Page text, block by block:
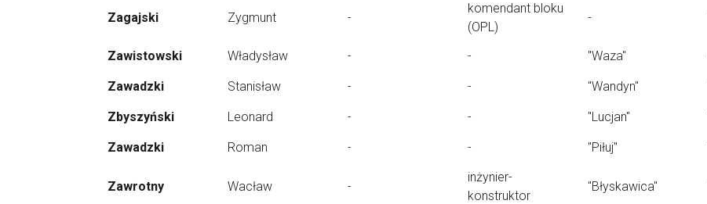
Zagajski Zygmunt -
komendant bloku
(OPL)
-
Zawistowski Władysław - - "Waza"
Zawadzki Stanisław - - "Wandyn"
Zbyszyński Leonard - - "Lucjan"
Zawadzki Roman - - "Piłuj"
Zawrotny Wacław -
inżynier-
konstruktor
"Błyskawica"